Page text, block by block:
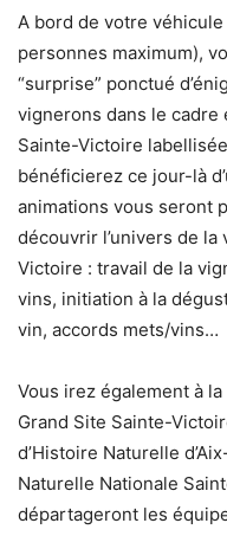
A bord de votre
personnes maximum),
“surprise” ponctué
vignerons dans le cadre
Sainte-Victoire
bénéficierez ce jour-là
animations vous seront
découvrir l’univers de
Victoire : travail de la
vins, initiation à la
vin, accords mets/vins…
Vous irez également à
Grand Site Sainte-
d’Histoire Naturelle
Naturelle Nationale
départageront les